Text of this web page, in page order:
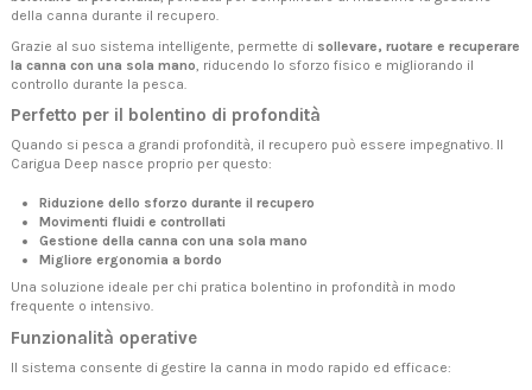
della canna durante il recupero.
Grazie al suo sistema intelligente, permette di sollevare, ruotare e recuperare
la canna con una sola mano , riducendo lo sforzo fisico e migliorando il
controllo durante la pesca.
Perfetto per il bolentino di profondità
Quando si pesca a grandi profondità, il recupero può essere impegnativo. Il
Carigua Deep nasce proprio per questo:
Riduzione dello sforzo durante il recupero
Movimenti fluidi e controllati
Gestione della canna con una sola mano
Migliore ergonomia a bordo
Una soluzione ideale per chi pratica bolentino in profondità in modo
frequente o intensivo.
Funzionalità operative
Il sistema consente di gestire la canna in modo rapido ed efficace: